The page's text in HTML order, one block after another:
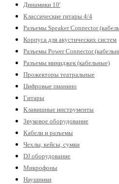
Динамики 10'
Классические гитары 4/4
Разъемы Speaker Connector
Корпуса для акустических систем
Разъемы Power Connector
Разъемы миниджек (кабельные)
Прожекторы театральные
Цифровые пианино
Гитары
Клавишные инструменты
Звуковое оборудование
Кабели и разъемы
Чехлы, кейсы, сумки
DJ оборудование
Микрофоны
Наушники